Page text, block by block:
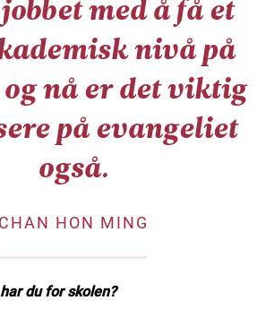
med å få et
nivå på
nå er det viktig
på evangeliet
også.
CHAN HON MING
du for skolen?